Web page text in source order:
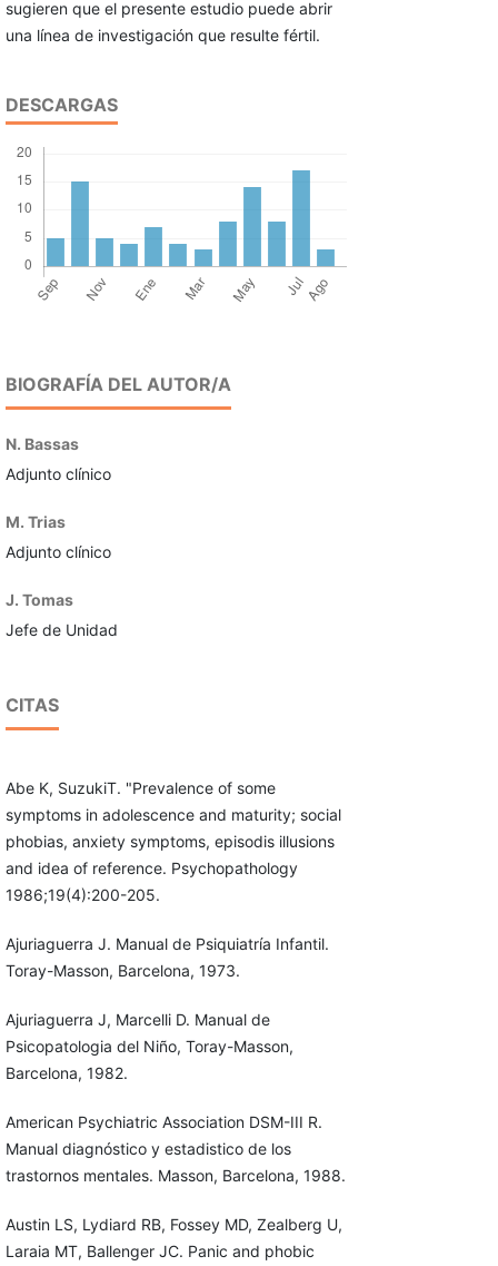
sugieren que el presente estudio puede abrir
una línea de investigación que resulte fértil.
DESCARGAS
BIOGRAFÍA DEL AUTOR/A
N. Bassas
Adjunto clínico
M. Trias
Adjunto clínico
J. Tomas
Jefe de Unidad
CITAS
Abe K, SuzukiT. "Prevalence of some
symptoms in adolescence and maturity; social
phobias, anxiety symptoms, episodis illusions
and idea of reference. Psychopathology
1986;19(4):200-205.
Ajuriaguerra J. Manual de Psiquiatría Infantil.
Toray-Masson, Barcelona, 1973.
Ajuriaguerra J, Marcelli D. Manual de
Psicopatologia del Niño, Toray-Masson,
Barcelona, 1982.
American Psychiatric Association DSM-III R.
Manual diagnóstico y estadistico de los
trastornos mentales. Masson, Barcelona, 1988.
Austin LS, Lydiard RB, Fossey MD, Zealberg U,
Laraia MT, Ballenger JC. Panic and phobic